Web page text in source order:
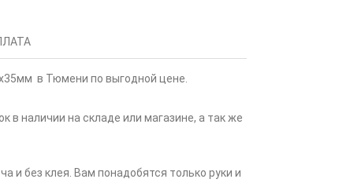
в Тюмени по выгодной цене.
наличии на складе или магазине, а так же
и без клея. Вам понадобятся только руки и